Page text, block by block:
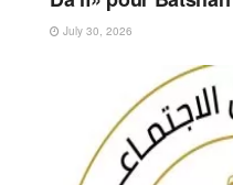
July 30, 2026